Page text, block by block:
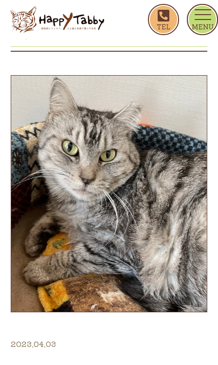
ホーム
アゲハ
2023.04.03